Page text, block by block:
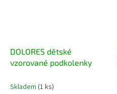
DOLORES dětské
vzorované podkolenky
Skladem (1 ks)